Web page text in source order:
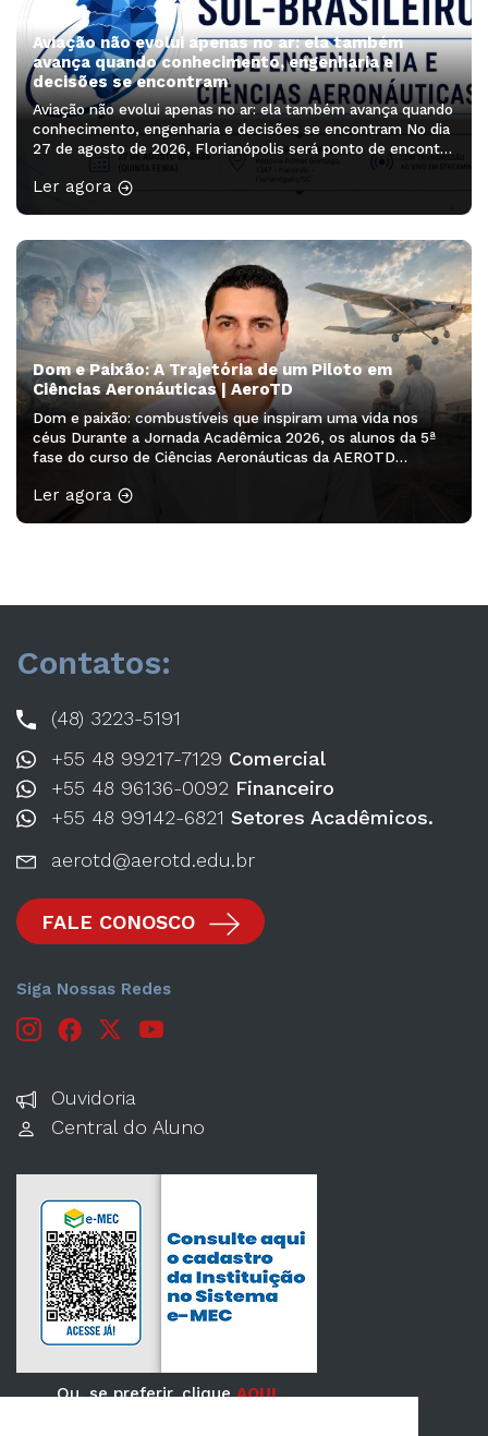
Aviação não evolui apenas no ar: ela também
avança quando conhecimento, engenharia e
decisões se encontram
Aviação não evolui apenas no ar: ela também avança quando
conhecimento, engenharia e decisões se encontram No dia
27 de agosto de 2026, Florianópolis será ponto de encontro
de profissionais, pesquisadores, estudantes e lideranças
que ajudam a pensar os próximos caminhos da aviação. O
Ler agora
Dom e Paixão: A Trajetória de um Piloto em
Ciências Aeronáuticas | AeroTD
Dom e paixão: combustíveis que inspiram uma vida nos
céus Durante a Jornada Acadêmica 2026, os alunos da 5ª
fase do curso de Ciências Aeronáuticas da AEROTD
edição”, ministrado pela professora Drª Franciele Rodrigues
Ler agora
Contatos:
(48) 3223-5191
+55 48 99217-7129 Comercial
+55 48 96136-0092 Financeiro
+55 48 99142-6821 Setores Acadêmicos.
aerotd@aerotd.edu.br
FALE CONOSCO
Siga Nossas Redes
Ouvidoria
Central do Aluno
Ou, se preferir, cliqueAQUI